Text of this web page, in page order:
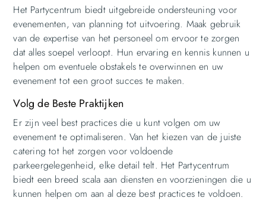
Het Partycentrum biedt uitgebreide ondersteuning voor
evenementen, van planning tot uitvoering. Maak gebruik
van de expertise van het personeel om ervoor te zorgen
dat alles soepel verloopt. Hun ervaring en kennis kunnen u
helpen om eventuele obstakels te overwinnen en uw
evenement tot een groot succes te maken.
Volg de Beste Praktijken
Er zijn veel best practices die u kunt volgen om uw
evenement te optimaliseren. Van het kiezen van de juiste
catering tot het zorgen voor voldoende
parkeergelegenheid, elke detail telt. Het Partycentrum
biedt een breed scala aan diensten en voorzieningen die u
kunnen helpen om aan al deze best practices te voldoen.